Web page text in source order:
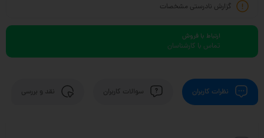
گزارش نادرستی مشخصات
ارتباط با فروش
تماس با کارشناسان
نظرات کاربران سوالات کاربران نقد و بررسی